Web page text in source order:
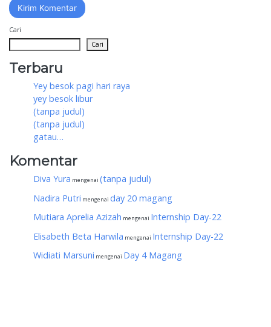
Cari
Cari
Terbaru
Yey besok pagi hari raya
yey besok libur
(tanpa judul)
(tanpa judul)
gatau…
Komentar
Diva Yura mengenai (tanpa judul)
Nadira Putri mengenai day 20 magang
Mutiara Aprelia Azizah mengenai Internship Day-22
Elisabeth Beta Harwila mengenai Internship Day-22
Widiati Marsuni mengenai Day 4 Magang